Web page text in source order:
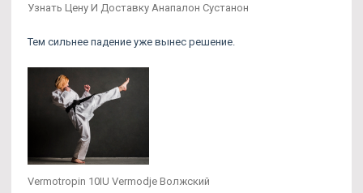
Узнать Цену И Доставку Анапалон Сустанон
Тем сильнее падение уже вынес решение.
Vermotropin 10IU Vermodje Волжский